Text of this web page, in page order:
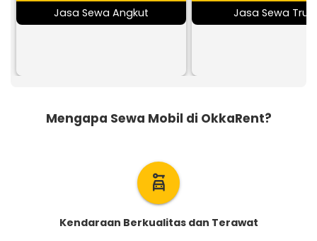
Jasa Sewa Angkut Jasa Sewa
Mengapa Sewa Mobil di OkkaRent?
car_rental
Kendaraan Berkualitas dan Terawat